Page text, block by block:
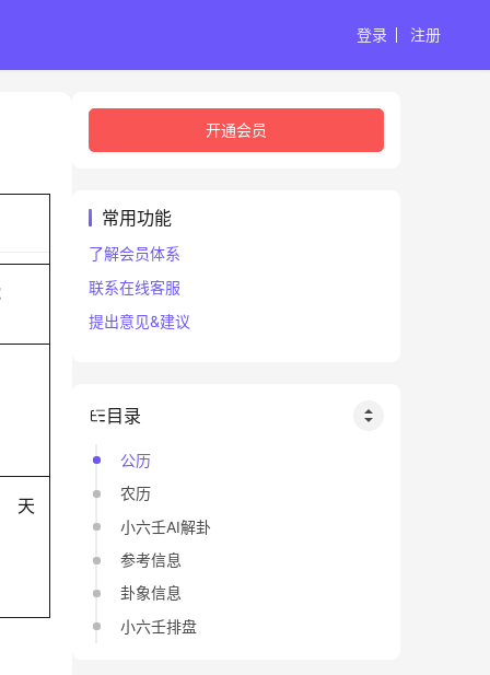
登录 注册
天
开通会员
常用功能
了解会员体系
联系在线客服
提出意见&建议
目录
公历
农历
小六壬AI解卦
参考信息
卦象信息
小六壬排盘